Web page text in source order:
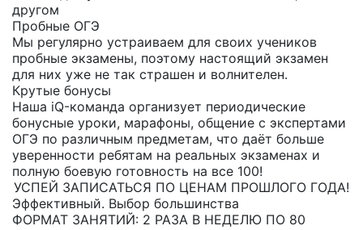
другом
Пробные ОГЭ
Мы регулярно устраиваем для своих учеников
пробные экзамены, поэтому настоящий экзамен
для них уже не так страшен и волнителен.
Крутые бонусы
Наша iQ-команда организует периодические
бонусные уроки, марафоны, общение с экспертами
ОГЭ по различным предметам, что даёт больше
уверенности ребятам на реальных экзаменах и
полную боевую готовность на все 100!
УСПЕЙ ЗАПИСАТЬСЯ ПО ЦЕНАМ ПРОШЛОГО ГОДА!
Эффективный. Выбор большинства
ФОРМАТ ЗАНЯТИЙ: 2 РАЗА В НЕДЕЛЮ ПО 80